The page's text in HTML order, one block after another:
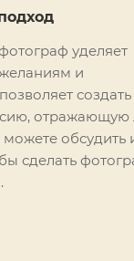
уделяет
и
создать
отражающую
обсудить
сделать